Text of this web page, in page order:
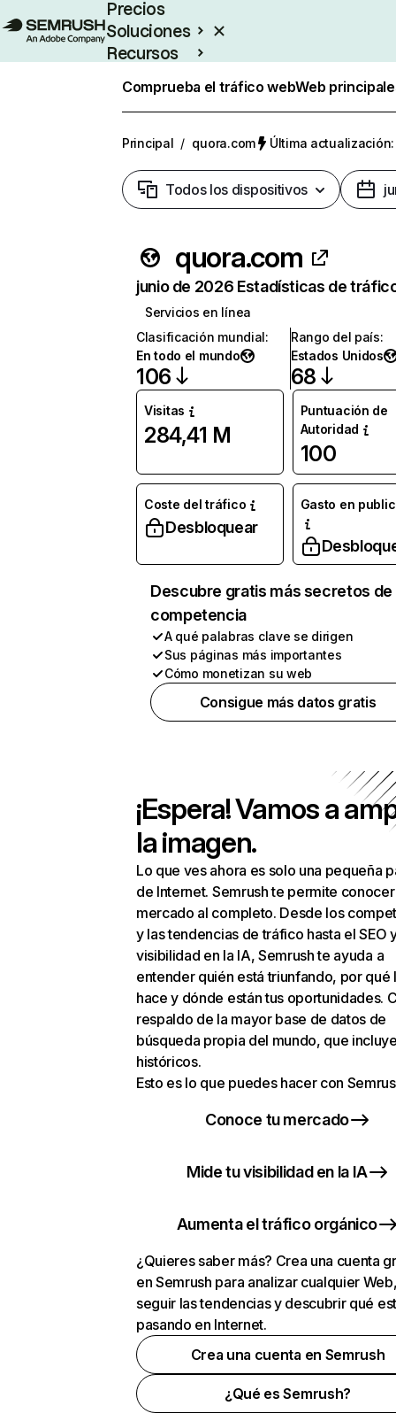
Precios
Soluciones
Recursos
Comprueba el tráfico webWeb
Principal / quora.com Última
Todos los dispositivos
quora.com
junio de 2026 Estadísticas de
Servicios en línea
Clasificación mundial:
En todo el mundo
106
Rango del país:
Estados Unidos
68
Visitas
284,41 M
Puntuación de
Autoridad
100
Coste del tráfico
Desbloquear
Gasto en
Descubre gratis más secretos de
competencia
A qué palabras clave se dirigen
Sus páginas más importantes
Cómo monetizan su web
Consigue más datos gratis
¡Espera! Vamos a
la imagen.
Lo que ves ahora es solo una pequeña
de Internet. Semrush te permite
mercado al completo. Desde los
y las tendencias de tráfico hasta el SEO
visibilidad en la IA, Semrush te ayuda a
entender quién está triunfando, por qué
hace y dónde están tus oportunidades.
respaldo de la mayor base de datos de
búsqueda propia del mundo, que
históricos.
Esto es lo que puedes hacer con
Conoce tu mercado
Mide tu visibilidad en la IA
Aumenta el tráfico orgánico
¿Quieres saber más? Crea una cuenta
en Semrush para analizar cualquier
seguir las tendencias y descubrir qué
pasando en Internet.
Crea una cuenta en Semrush
¿Qué es Semrush?